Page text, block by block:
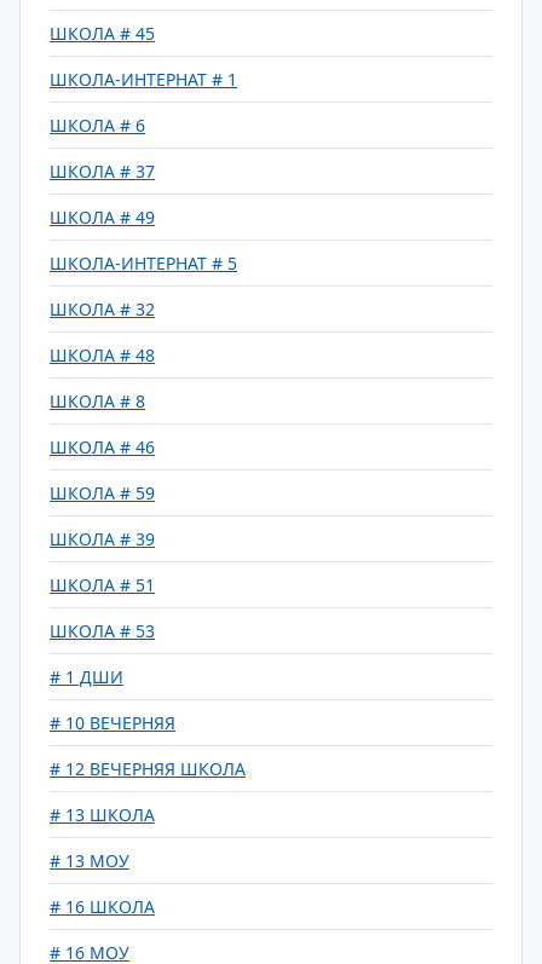
ШКОЛА # 45
ШКОЛА-ИНТЕРНАТ # 1
ШКОЛА # 6
ШКОЛА # 37
ШКОЛА # 49
ШКОЛА-ИНТЕРНАТ # 5
ШКОЛА # 32
ШКОЛА # 48
ШКОЛА # 8
ШКОЛА # 46
ШКОЛА # 59
ШКОЛА # 39
ШКОЛА # 51
ШКОЛА # 53
# 1 ДШИ
# 10 ВЕЧЕРНЯЯ
# 12 ВЕЧЕРНЯЯ ШКОЛА
# 13 ШКОЛА
# 13 МОУ
# 16 ШКОЛА
# 16 МОУ